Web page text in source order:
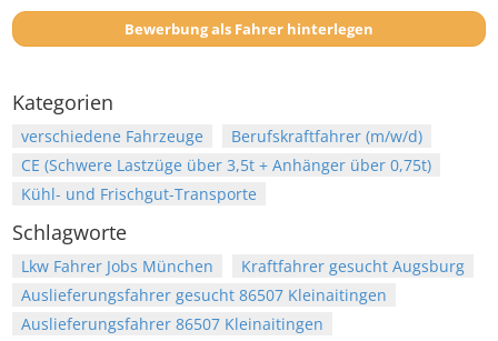
Bewerbung als Fahrer hinterlegen
Kategorien
verschiedene Fahrzeuge
Berufskraftfahrer (m/w/d)
CE (Schwere Lastzüge über 3,5t + Anhänger über 0,75t)
Kühl- und Frischgut-Transporte
Schlagworte
Lkw Fahrer Jobs München
Kraftfahrer gesucht Augsburg
Auslieferungsfahrer gesucht 86507 Kleinaitingen
Auslieferungsfahrer 86507 Kleinaitingen